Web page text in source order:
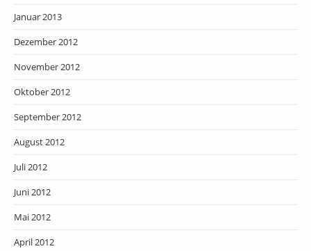
Januar 2013
Dezember 2012
November 2012
Oktober 2012
September 2012
August 2012
Juli 2012
Juni 2012
Mai 2012
April 2012